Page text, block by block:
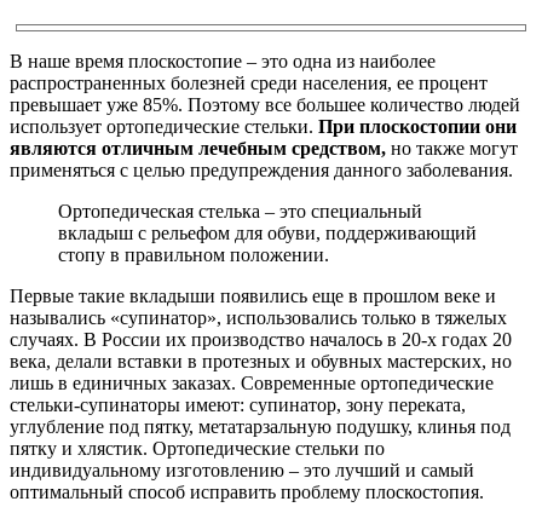
В наше время плоскостопие – это одна из наиболее
распространенных болезней среди населения, ее процент
превышает уже 85%. Поэтому все большее количество людей
использует ортопедические стельки. При плоскостопии они
являются отличным лечебным средством, но также могут
применяться с целью предупреждения данного заболевания.
Ортопедическая стелька – это специальный
вкладыш с рельефом для обуви, поддерживающий
стопу в правильном положении.
Первые такие вкладыши появились еще в прошлом веке и
назывались «супинатор», использовались только в тяжелых
случаях. В России их производство началось в 20-х годах 20
века, делали вставки в протезных и обувных мастерских, но
лишь в единичных заказах. Современные ортопедические
стельки-супинаторы имеют: супинатор, зону переката,
углубление под пятку, метатарзальную подушку, клинья под
пятку и хлястик. Ортопедические стельки по
индивидуальному изготовлению – это лучший и самый
оптимальный способ исправить проблему плоскостопия.